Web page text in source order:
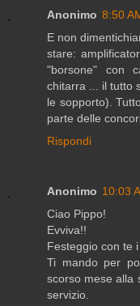
Anonimo 8:50
E non
stare:
"borsone" con
chitarra ... il tutto
le sopporto).
parte delle
Rispondi
Anonimo 10:03
Ciao Pippo!
Evviva!!
Festeggio con te
Ti mando per
scorso mese alla
servizio.